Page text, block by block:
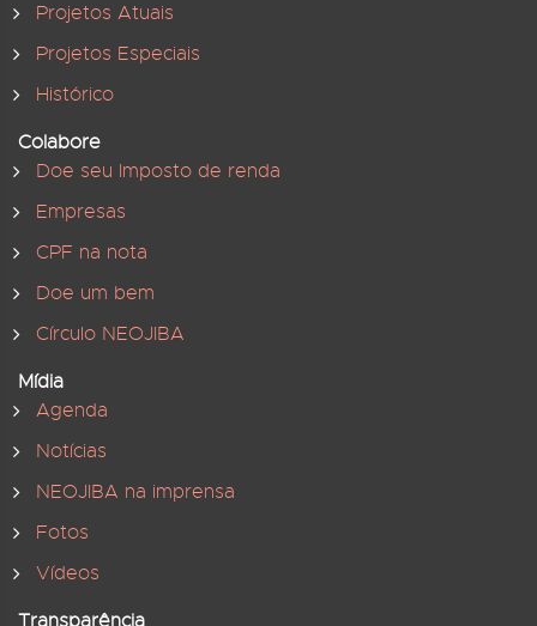
Projetos Atuais
Projetos Especiais
Histórico
Colabore
Doe seu Imposto de renda
Empresas
CPF na nota
Doe um bem
Círculo NEOJIBA
Mídia
Agenda
Notícias
NEOJIBA na imprensa
Fotos
Vídeos
Transparência